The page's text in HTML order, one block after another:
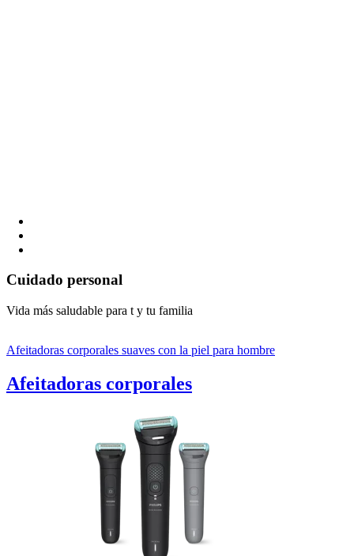
Cuidado personal
Vida más saludable para t y tu familia
Afeitadoras corporales suaves con la piel para hombre
Afeitadoras corporales